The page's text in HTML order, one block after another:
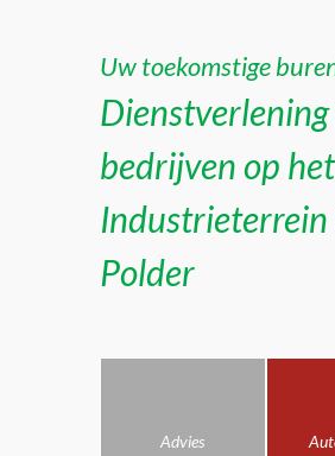
Uw toekomstige
bedrijven op het
Industrieterrein
Polder
Advies